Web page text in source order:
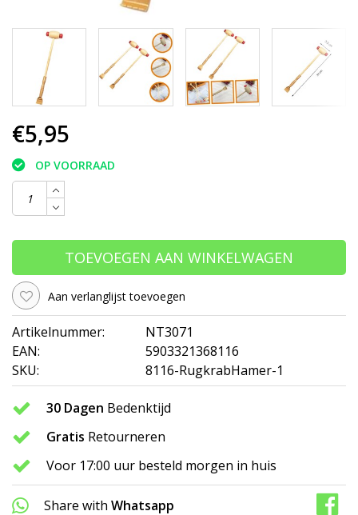
€5,95
OP VOORRAAD
TOEVOEGEN AAN WINKELWAGEN
Aan verlanglijst toevoegen
Artikelnummer:
NT3071
EAN:
5903321368116
SKU:
8116-RugkrabHamer-1
30 Dagen Bedenktijd
Gratis Retourneren
Voor 17:00 uur besteld morgen in huis
Share with Whatsapp